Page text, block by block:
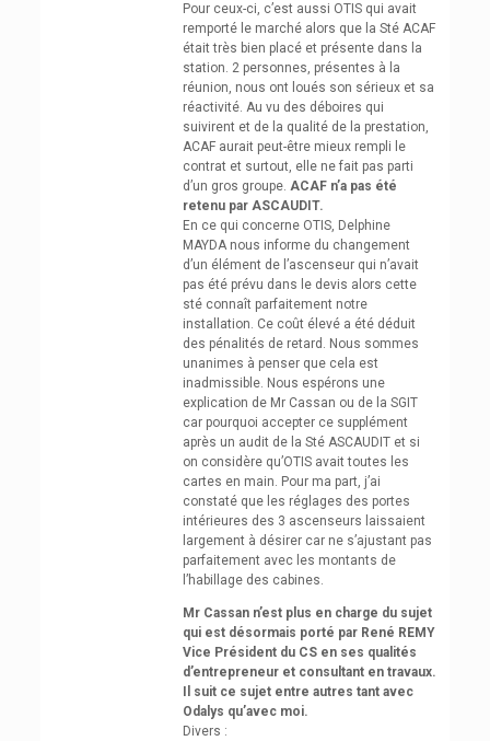
Pour ceux-ci, c’est aussi OTIS qui avait
remporté le marché alors que la Sté ACAF
était très bien placé et présente dans la
station. 2 personnes, présentes à la
réunion, nous ont loués son sérieux et sa
réactivité. Au vu des déboires qui
suivirent et de la qualité de la prestation,
ACAF aurait peut-être mieux rempli le
contrat et surtout, elle ne fait pas parti
d’un gros groupe. ACAF n’a pas été
retenu par ASCAUDIT.
En ce qui concerne OTIS, Delphine
MAYDA nous informe du changement
d’un élément de l’ascenseur qui n’avait
pas été prévu dans le devis alors cette
sté connaît parfaitement notre
installation. Ce coût élevé a été déduit
des pénalités de retard. Nous sommes
unanimes à penser que cela est
inadmissible. Nous espérons une
explication de Mr Cassan ou de la SGIT
car pourquoi accepter ce supplément
après un audit de la Sté ASCAUDIT et si
on considère qu’OTIS avait toutes les
cartes en main. Pour ma part, j’ai
constaté que les réglages des portes
intérieures des 3 ascenseurs laissaient
largement à désirer car ne s’ajustant pas
parfaitement avec les montants de
l’habillage des cabines.
Mr Cassan n’est plus en charge du sujet
qui est désormais porté par René REMY
Vice Président du CS en ses qualités
d’entrepreneur et consultant en travaux.
Il suit ce sujet entre autres tant avec
Odalys qu’avec moi.
Divers :